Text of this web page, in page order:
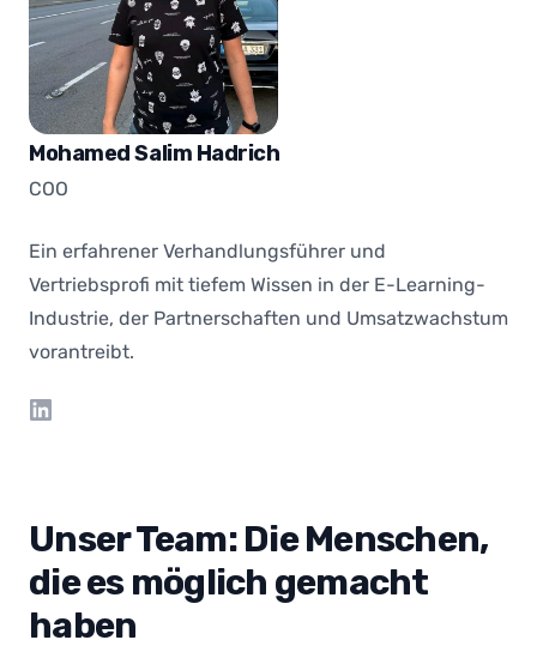
Mohamed Salim Hadrich
COO
Ein erfahrener Verhandlungsführer und
Vertriebsprofi mit tiefem Wissen in der E-Learning-
Industrie, der Partnerschaften und Umsatzwachstum
vorantreibt.
LinkedIn
Unser Team: Die Menschen,
die es möglich gemacht
haben